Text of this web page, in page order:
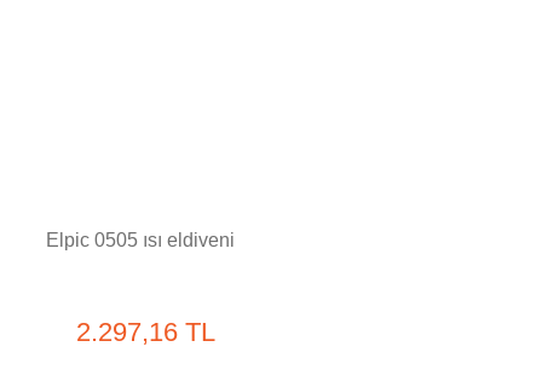
Elpic 0505 ısı eldiveni
2.297,16 TL